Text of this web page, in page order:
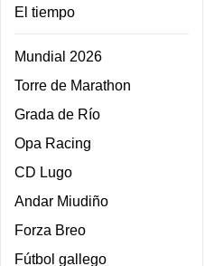
El tiempo
Mundial 2026
Torre de Marathon
Grada de Río
Opa Racing
CD Lugo
Andar Miudiño
Forza Breo
Fútbol gallego